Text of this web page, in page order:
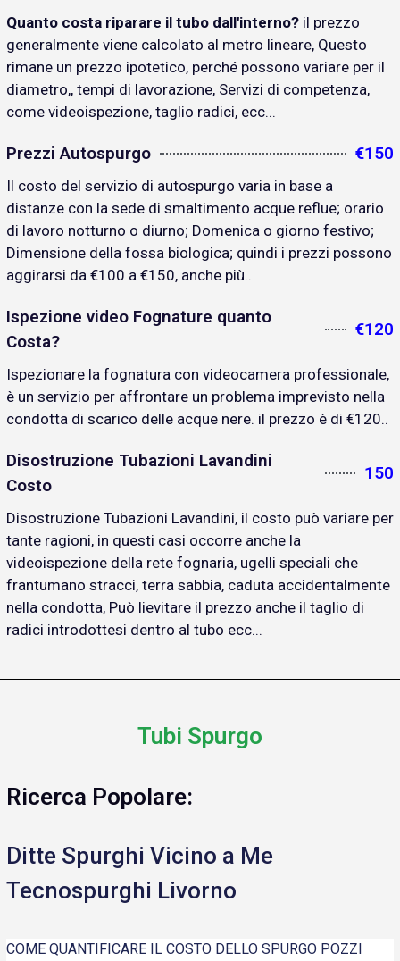
Quanto costa riparare il tubo dall'interno? il prezzo
generalmente viene calcolato al metro lineare, Questo
rimane un prezzo ipotetico, perché possono variare per il
diametro,, tempi di lavorazione, Servizi di competenza,
come videoispezione, taglio radici, ecc...
Prezzi Autospurgo €150
Il costo del servizio di autospurgo varia in base a
distanze con la sede di smaltimento acque reflue; orario
di lavoro notturno o diurno; Domenica o giorno festivo;
Dimensione della fossa biologica; quindi i prezzi possono
aggirarsi da €100 a €150, anche più..
Ispezione video Fognature quanto
Costa?
€120
Ispezionare la fognatura con videocamera professionale,
è un servizio per affrontare un problema imprevisto nella
condotta di scarico delle acque nere. il prezzo è di €120..
Disostruzione Tubazioni Lavandini
Costo
150
Disostruzione Tubazioni Lavandini, il costo può variare per
tante ragioni, in questi casi occorre anche la
videoispezione della rete fognaria, ugelli speciali che
frantumano stracci, terra sabbia, caduta accidentalmente
nella condotta, Può lievitare il prezzo anche il taglio di
radici introdottesi dentro al tubo ecc...
Tubi Spurgo
Ricerca Popolare:
Ditte Spurghi Vicino a Me
Tecnospurghi Livorno
COME QUANTIFICARE IL COSTO DELLO SPURGO POZZI